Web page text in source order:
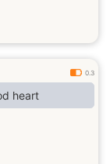
0.3
heart